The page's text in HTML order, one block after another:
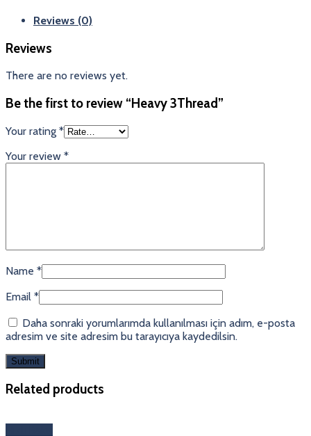
Reviews (0)
Reviews
There are no reviews yet.
Be the first to review “Heavy 3Thread”
Your rating *
Your review *
Name *
Email *
Daha sonraki yorumlarımda kullanılması için adım, e-posta
adresim ve site adresim bu tarayıcıya kaydedilsin.
Related products